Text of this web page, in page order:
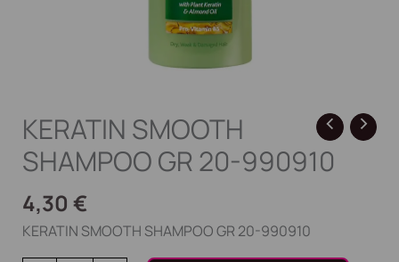
KERATIN SMOOTH
SHAMPOO GR 20-990910
4,30 €
KERATIN SMOOTH SHAMPOO GR 20-990910